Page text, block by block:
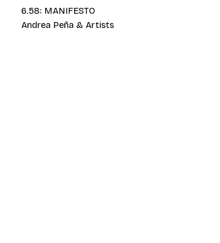
6.58: MANIFESTO
Andrea Peña & Artists